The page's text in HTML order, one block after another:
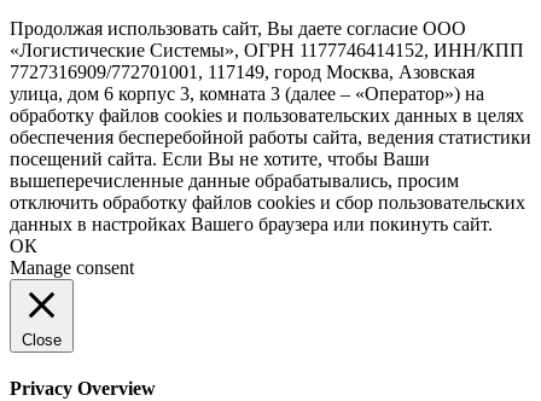
Продолжая использовать сайт, Вы даете согласие ООО
«Логистические Системы», ОГРН 1177746414152, ИНН/КПП
7727316909/772701001, 117149, город Москва, Азовская
улица, дом 6 корпус 3, комната 3 (далее – «Оператор») на
обработку файлов cookies и пользовательских данных в целях
обеспечения бесперебойной работы сайта, ведения статистики
посещений сайта. Если Вы не хотите, чтобы Ваши
вышеперечисленные данные обрабатывались, просим
отключить обработку файлов cookies и сбор пользовательских
данных в настройках Вашего браузера или покинуть сайт.
ОК
Manage consent
Close
Privacy Overview